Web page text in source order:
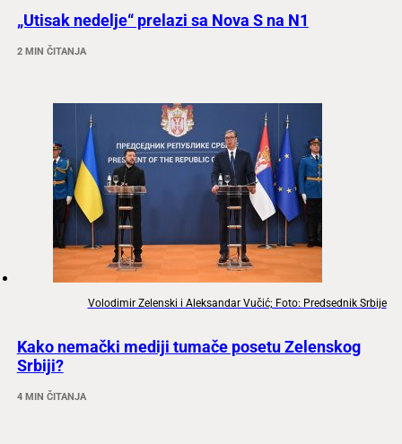
„Utisak nedelje“ prelazi sa Nova S na N1
2 MIN ČITANJA
Volodimir Zelenski i Aleksandar Vučić; Foto: Predsednik Srbije
Kako nemački mediji tumače posetu Zelenskog
Srbiji?
4 MIN ČITANJA